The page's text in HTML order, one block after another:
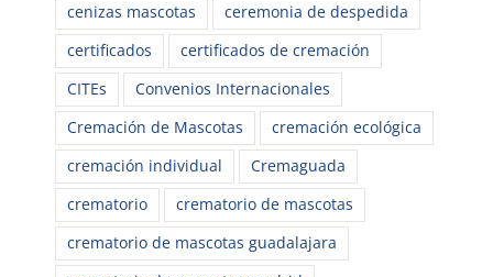
cenizas mascotas
ceremonia de despedida
certificados
certificados de cremación
CITEs
Convenios Internacionales
Cremación de Mascotas
cremación ecológica
cremación individual
Cremaguada
crematorio
crematorio de mascotas
crematorio de mascotas guadalajara